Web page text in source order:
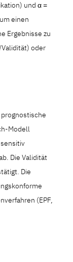
und α =
einen
Ergebnisse zu
oder
Modell
Die Validität
Die
(EPF,